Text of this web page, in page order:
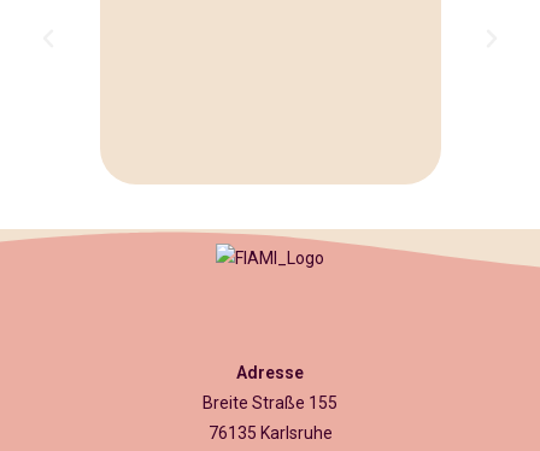
Adresse
Breite Straße 155
76135 Karlsruhe